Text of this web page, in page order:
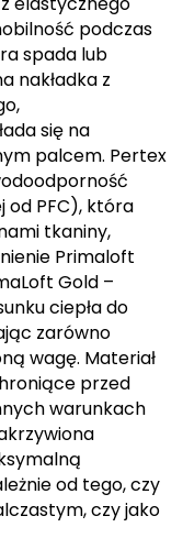
podczas
spada lub
nakładka z
się na
palcem. Pertex
od PFC), która
tkaniny,
Primaloft
Gold –
ciepła do
zarówno
wagę. Materiał
przed
warunkach
od tego, czy
czy jako